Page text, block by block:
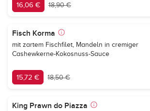
16,06 € 18,90 €
Fisch Korma
mit zartem Fischfilet, Mandeln in cremiger
Cashewkerne-Kokosnuss-Sauce
15,72 € 18,50 €
King Prawn do Piazza